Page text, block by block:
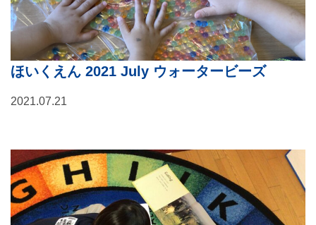
ほいくえん 2021 July ウォータービーズ
2021.07.21